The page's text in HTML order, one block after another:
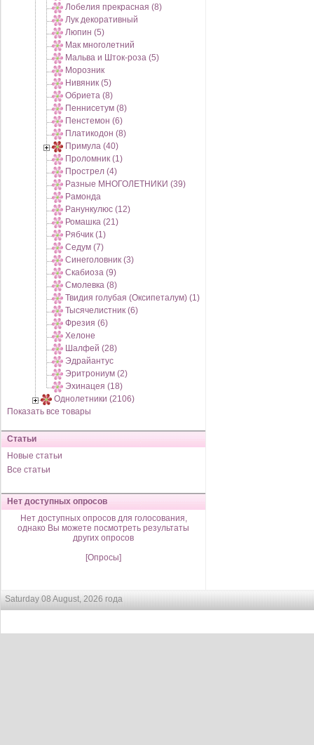
Лобелия прекрасная (8)
Лук декоративный
Люпин (5)
Мак многолетний
Мальва и Шток-роза (5)
Морозник
Нивяник (5)
Обриета (8)
Пеннисетум (8)
Пенстемон (6)
Платикодон (8)
Примула (40)
Проломник (1)
Прострел (4)
Разные МНОГОЛЕТНИКИ (39)
Рамонда
Ранункулюс (12)
Ромашка (21)
Рябчик (1)
Седум (7)
Синеголовник (3)
Скабиоза (9)
Смолевка (8)
Твидия голубая (Оксипеталум) (1)
Тысячелистник (6)
Фрезия (6)
Хелоне
Шалфей (28)
Эдрайантус
Эритрониум (2)
Эхинацея (18)
Однолетники (2106)
Показать все товары
Статьи
Новые статьи
Все статьи
Нет доступных опросов
Нет доступных опросов для голосования,
однако Вы можете посмотреть результаты
других опросов
[Опросы]
Saturday 08 August, 2026 года